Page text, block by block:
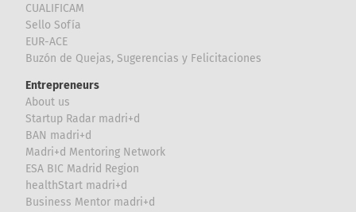
CUALIFICAM
Sello Sofía
EUR-ACE
Buzón de Quejas, Sugerencias y Felicitaciones
Entrepreneurs
About us
Startup Radar madri+d
BAN madri+d
Madri+d Mentoring Network
ESA BIC Madrid Region
healthStart madri+d
Business Mentor madri+d